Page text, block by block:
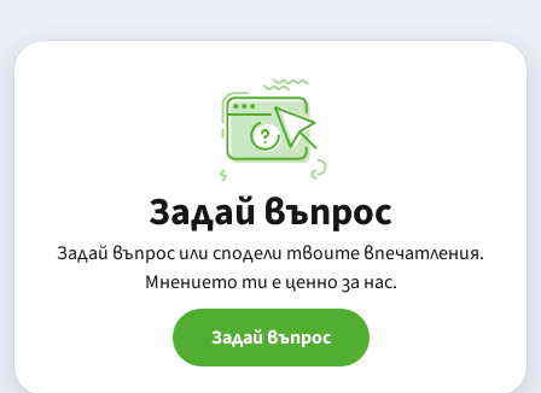
Задай въпрос
Задай въпрос или сподели твоите впечатления.
Mнението ти е ценно за нас.
Задай въпрос